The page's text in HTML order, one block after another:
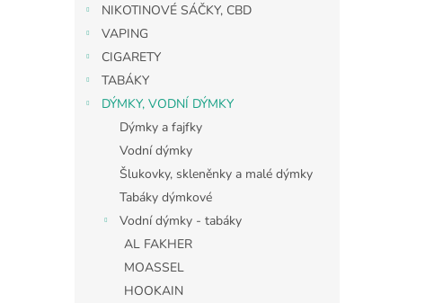
NIKOTINOVÉ SÁČKY, CBD
VAPING
CIGARETY
TABÁKY
DÝMKY, VODNÍ DÝMKY
Dýmky a fajfky
Vodní dýmky
Šlukovky, skleněnky a malé dýmky
Tabáky dýmkové
Vodní dýmky - tabáky
AL FAKHER
MOASSEL
HOOKAIN